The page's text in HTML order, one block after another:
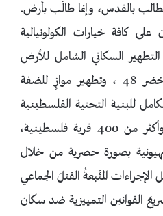
بالقدس، وإنما طالَب بأرض.
على كافة خيارات الكولونيالية
التطهير السكاني الشامل للأرض
الفلسطينية داخل الخط الأخضر 48 ، وتطهير موازٍ للضفة
67، والمحو الكامل للبنية التحتية الفلسطينية
والمؤسسات والتراث الثقافي وأكثر من 400 قرية فلسطينية،
بصورة حصرية من خلال
المتَّبعةُ القتلَ الجماعي
القوانين التمييزية ضد سكان